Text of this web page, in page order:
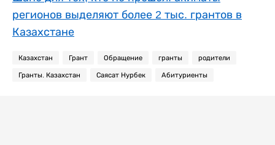
регионов выделяют более 2 тыс. грантов в
Казахстане
Казахстан Грант Обращение гранты родители
Гранты. Казахстан Саясат Нурбек Абитуриенты